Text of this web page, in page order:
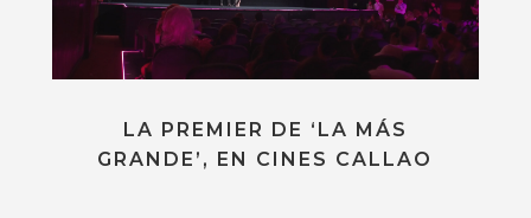
LA PREMIER DE ‘LA MÁS
GRANDE’, EN CINES CALLAO